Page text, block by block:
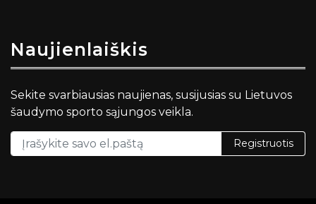
Naujienlaiškis
Sekite svarbiausias naujienas, susijusias su Lietuvos
šaudymo sporto sąjungos veikla.
Registruotis